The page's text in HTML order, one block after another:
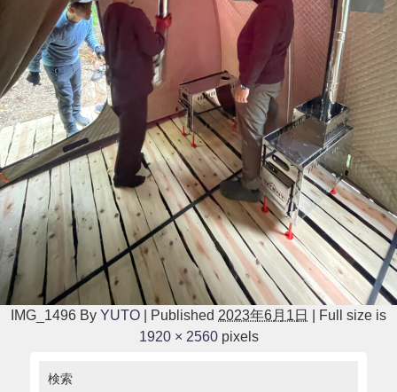
IMG_1496 By YUTO Published 2023年6月1日
Full size is
1920 × 2560pixels
検索